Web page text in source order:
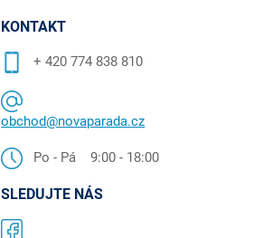
KONTAKT
+ 420 774 838 810
obchod@novaparada.cz
Po - Pá 9:00 - 18:00
SLEDUJTE NÁS